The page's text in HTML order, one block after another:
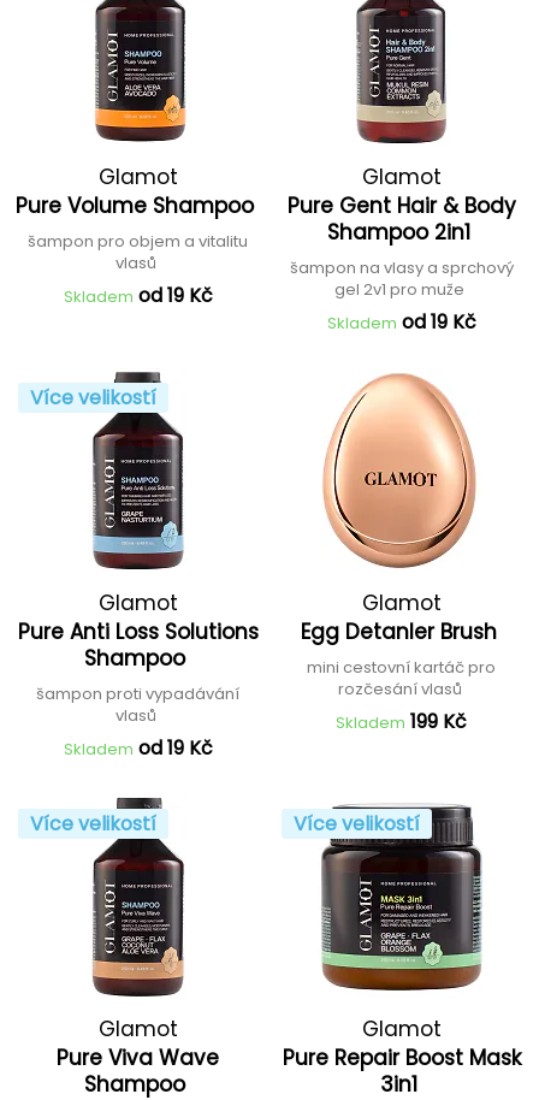
Glamot
Pure Volume Shampoo
šampon pro objem a vitalitu
vlasů
Skladem od 19 Kč
Glamot
Pure Gent Hair & Body
Shampoo 2in1
šampon na vlasy a sprchový
gel 2v1 pro muže
Skladem od 19 Kč
Více velikostí
Glamot
Pure Anti Loss Solutions
Shampoo
šampon proti vypadávání
vlasů
Skladem od 19 Kč
Glamot
Egg Detanler Brush
mini cestovní kartáč pro
rozčesání vlasů
Skladem 199 Kč
Více velikostí
Glamot
Pure Viva Wave
Shampoo
Více velikostí
Glamot
Pure Repair Boost Mask
3in1